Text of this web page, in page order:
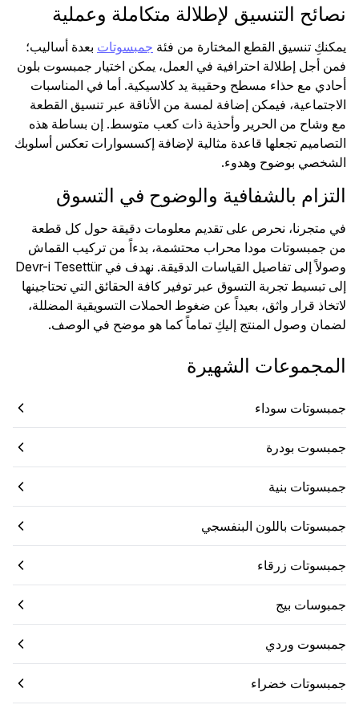
نصائح التنسيق لإطلالة متكاملة وعملية
يمكنكِ تنسيق القطع المختارة من فئة جمبسوتات بعدة أساليب؛
فمن أجل إطلالة احترافية في العمل، يمكن اختيار جمبسوت بلون
أحادي مع حذاء مسطح وحقيبة يد كلاسيكية. أما في المناسبات
الاجتماعية، فيمكن إضافة لمسة من الأناقة عبر تنسيق القطعة
مع وشاح من الحرير وأحذية ذات كعب متوسط. إن بساطة هذه
التصاميم تجعلها قاعدة مثالية لإضافة إكسسوارات تعكس أسلوبك
الشخصي بوضوح وهدوء.
التزام بالشفافية والوضوح في التسوق
في متجرنا، نحرص على تقديم معلومات دقيقة حول كل قطعة
من جمبسوتات مودا محراب محتشمة، بدءاً من تركيب القماش
وصولاً إلى تفاصيل القياسات الدقيقة. نهدف في Devr-i Tesettür
إلى تبسيط تجربة التسوق عبر توفير كافة الحقائق التي تحتاجينها
لاتخاذ قرار واثق، بعيداً عن ضغوط الحملات التسويقية المضللة،
لضمان وصول المنتج إليكِ تماماً كما هو موضح في الوصف.
المجموعات الشهيرة
جمبسوتات سوداء
جمبسوت بودرة
جمبسوتات بنية
جمبسوتات باللون البنفسجي
جمبسوتات زرقاء
جمبوسات بيج
جمبسوت وردي
جمبسوتات خضراء